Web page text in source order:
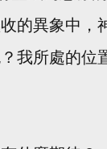
的異象中，
我所處的位